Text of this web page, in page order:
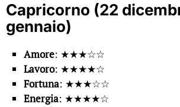
Capricorno (22
gennaio)
Amore: ★★★☆☆
Lavoro: ★★★★☆
Fortuna: ★★★☆☆
Energia: ★★★★☆